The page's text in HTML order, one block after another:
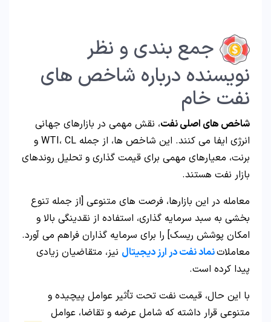
جمع بندی و نظر
نویسنده درباره شاخص های
نفت خام
شاخص های اصلی نفت، نقش مهمی در بازارهای جهانی
انرژی ایفا می کنند. این شاخص ها، از جمله WTI، CL و
برنت، معیارهای مهمی برای قیمت گذاری و تحلیل روندهای
بازار نفت هستند.
معامله در این بازارها، فرصت های متنوعی [از جمله تنوع
بخشی به سبد سرمایه گذاری، استفاده از نقدینگی بالا و
امکان پوشش ریسک] را برای سرمایه گذاران فراهم می آورد.
معاملاتنماد نفت در ارز دیجیتال نیز، متقاضیان زیادی
پیدا کرده است.
با این حال، قیمت نفت تحت تأثیر عوامل پیچیده و
متنوعی قرار داشته که شامل عرضه و تقاضا، عوامل